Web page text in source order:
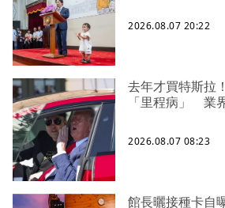
2026.08.07 20:22
去年才買特斯拉
「里程病」 業
2026.08.07 08:23
館長曬接種卡自